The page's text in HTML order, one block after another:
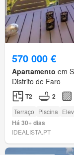
570 000 €
Apartamento em
Distrito de Faro
T2 2
Terraço Piscina
Há 30+ dias
IDEALISTA.PT